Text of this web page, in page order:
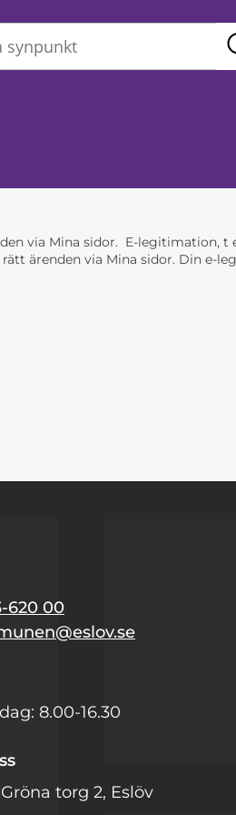
via Mina sidor. E-legitimation, t
ärenden via Mina sidor. Din e-
620 00
8.00-16.30
torg 2, Eslöv